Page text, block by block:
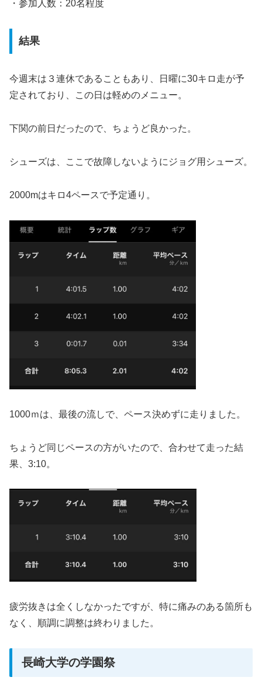
・参加人数：20名程度
結果
今週末は３連休であることもあり、日曜に30キロ走が予
定されており、この日は軽めのメニュー。
下関の前日だったので、ちょうど良かった。
シューズは、ここで故障しないようにジョグ用シューズ。
2000mはキロ4ペースで予定通り。
1000ｍは、最後の流しで、ペース決めずに走りました。
ちょうど同じペースの方がいたので、合わせて走った結
果、3:10。
疲労抜きは全くしなかったですが、特に痛みのある箇所も
なく、順調に調整は終わりました。
長崎大学の学園祭